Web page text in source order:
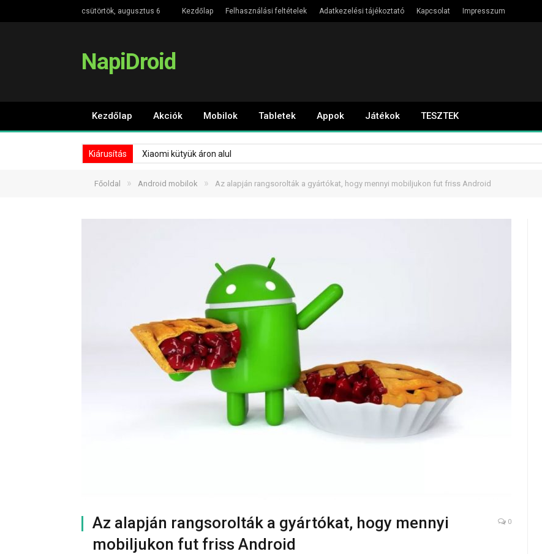
csütörtök, augusztus 6 Kezdőlap Felhasználási feltételek Adatkezelési tájékoztató Kapcsolat Impresszum
NapiDroid
Kezdőlap Akciók Mobilok Tabletek Appok Játékok TESZTEK
Kiárusítás Xiaomi kütyük áron alul
Főoldal » Android mobilok » Az alapján rangsorolták a gyártókat, hogy mennyi mobiljukon fut friss Android
Az alapján rangsorolták a gyártókat, hogy mennyi
mobiljukon fut friss Android
0